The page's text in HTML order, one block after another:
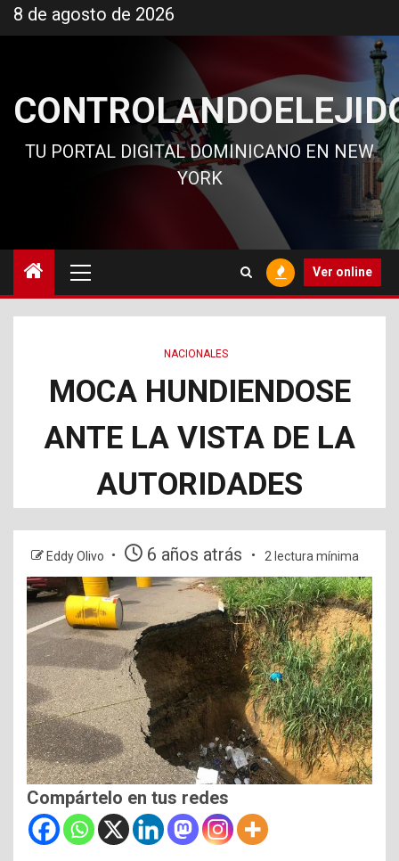
al
8 de agosto de 2026
TU PORTAL DIGITAL DOMINICANO EN NEW
YORK
principal
Ver online
NACIONALES
MOCA HUNDIENDOSE
ANTE LA VISTA DE LA
AUTORIDADES
Eddy Olivo 6 años atrás 2 lectura mínima
Compártelo en tus redes